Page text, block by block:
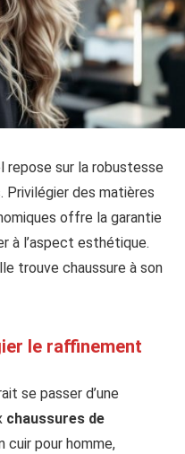
repose sur la robustesse
Privilégier des matières
offre la garantie
à l’aspect esthétique.
trouve chaussure à son
le raffinement
se passer d’une
chaussures de
cuir pour homme,